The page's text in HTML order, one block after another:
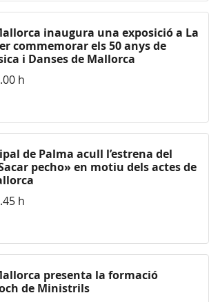
inaugura una exposició a La
commemorar els 50 anys de
i Danses de Mallorca
h
de Palma acull l’estrena del
pecho» en motiu dels actes de
h
presenta la formació
de Ministrils